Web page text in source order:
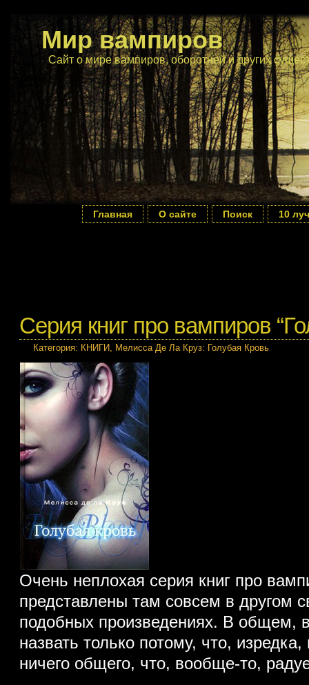
Мир вампиров
Сайт о мире вампиров, оборотней и других
Главная О сайте Поиск 10
Серия книг про вампиров
Категория: КНИГИ, Мелисса Де Ла Круз: Голубая Кровь
Очень неплохая серия книг про
представлены там совсем в другом
подобных произведениях. В общем,
назвать только потому, что,
ничего общего, что, вообще-то,